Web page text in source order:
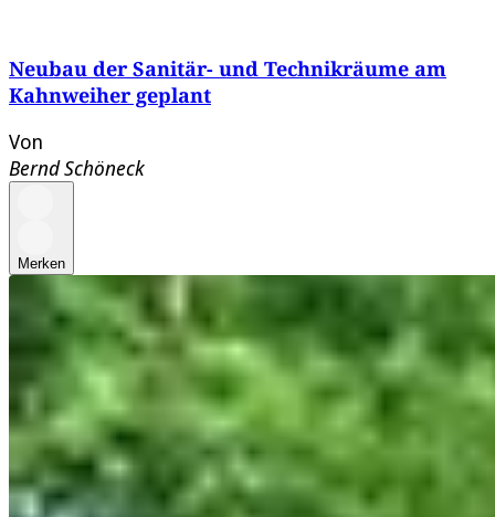
Neubau der Sanitär- und Technikräume am
Kahnweiher geplant
Von
Bernd Schöneck
Merken